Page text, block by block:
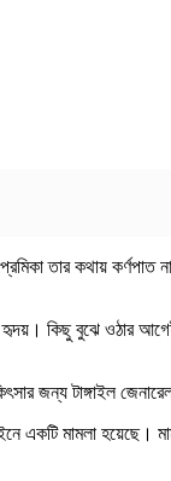
তার কথায়
কিছু বুঝে ওঠার
জন্য টাঙ্গাইল
একটি মামলা